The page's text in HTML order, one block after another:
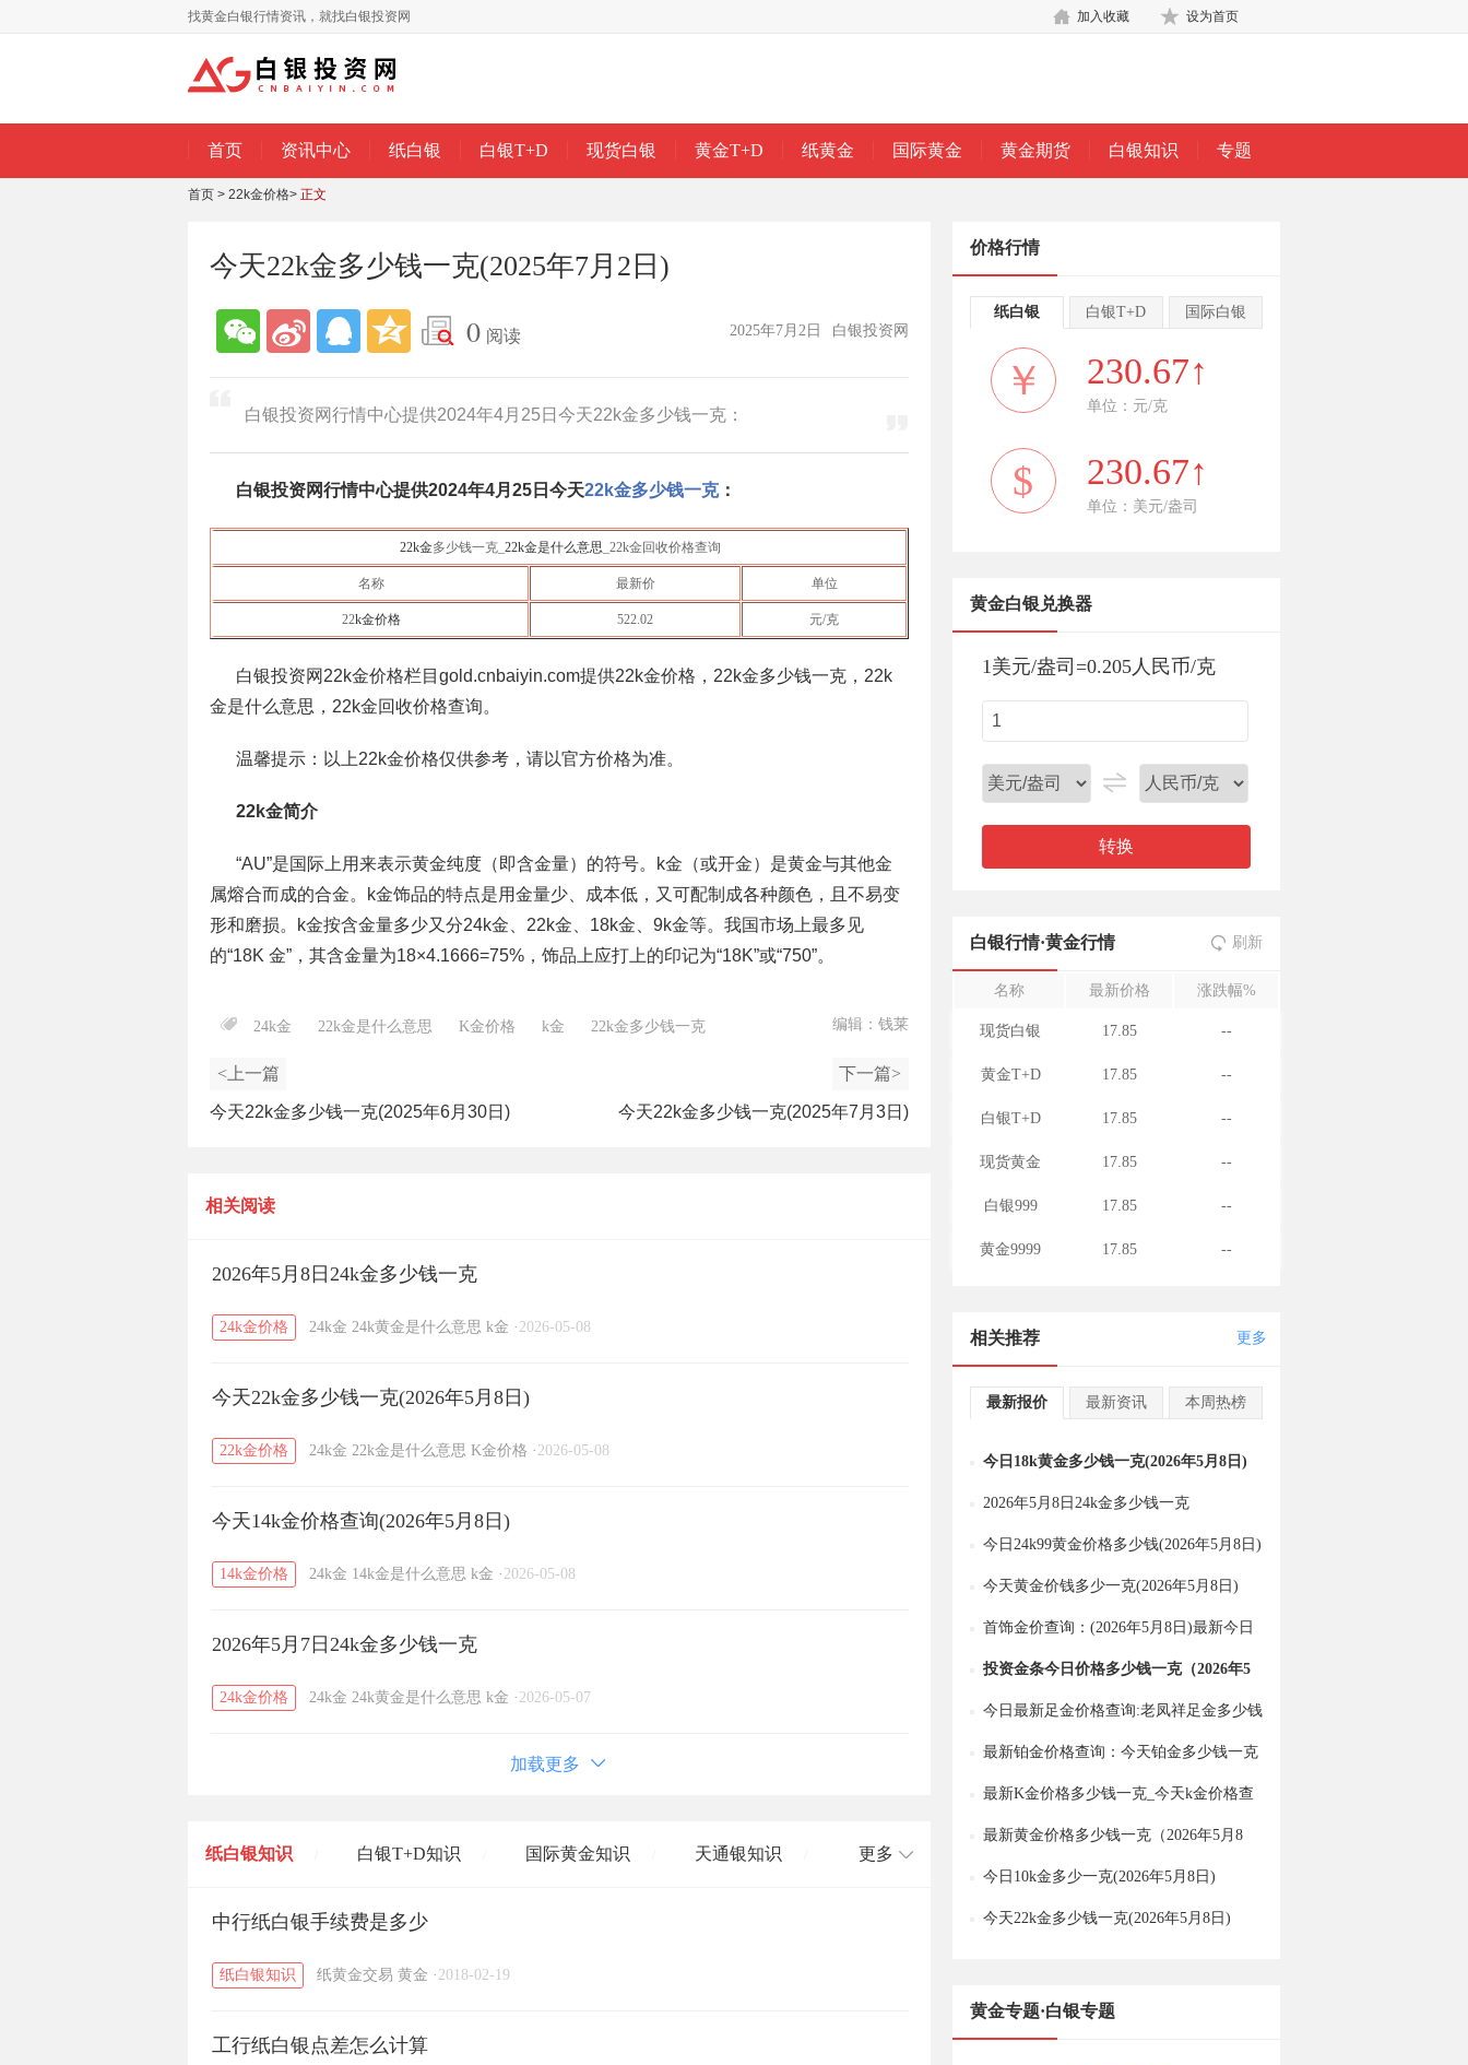
找黄金白银行情资讯，就找白银投资网 设为首页
加入收藏
首页 资讯中心 纸白银 白银T+D 现货白银 黄金T+D 纸黄金 国际黄金 黄金期货 白银知识 专题
首页 > 22k金价格> 正文
今天22k金多少钱一克(2025年7月2日)
0 阅读 白银投资网
2025年7月2日
白银投资网行情中心提供2024年4月25日今天22k金多少钱一克：
白银投资网行情中心提供2024年4月25日 今天22k金多少钱一克：
22k金多少钱一克_ 22k金是什么意思 _22k金回收价格查询
名称 最新价 单位
22k金价格 522.02 元/克
白银投资网22k金价格栏目gold.cnbaiyin.com提供22k金价格，22k金多少钱一克，22k
金是什么意思，22k金回收价格查询。
温馨提示：以上22k金价格仅供参考，请以官方价格为准。
22k金简介
“AU”是国际上用来表示黄金纯度（即含金量）的符号。k金（或开金）是黄金与其他金
属熔合而成的合金。k金饰品的特点是用金量少、成本低，又可配制成各种颜色，且不易变
形和磨损。k金按含金量多少又分24k金、22k金、18k金、9k金等。我国市场上最多见
的“18K 金”，其含金量为18×4.1666=75%，饰品上应打上的印记为“18K”或“750”。
24k金 22k金是什么意思 K金价格 k金 22k金多少钱一克 编辑：钱莱
<上一篇
今天22k金多少钱一克(2025年6月30日)
下一篇>
今天22k金多少钱一克(2025年7月3日)
相关阅读
2026年5月8日24k金多少钱一克
24k金价格 24k金 24k黄金是什么意思 k金 · 2026-05-08
今天22k金多少钱一克(2026年5月8日)
22k金价格 24k金 22k金是什么意思 K金价格 · 2026-05-08
今天14k金价格查询(2026年5月8日)
14k金价格 24k金 14k金是什么意思 k金 · 2026-05-08
2026年5月7日24k金多少钱一克
24k金价格 24k金 24k黄金是什么意思 k金 · 2026-05-07
加载更多
纸白银知识 白银T+D知识 国际黄金知识 天通银知识
黄金T+D知识 / 粤贵银知识
更多
中行纸白银手续费是多少
纸白银知识 纸黄金交易 黄金 · 2018-02-19
工行纸白银点差怎么计算
价格行情
纸白银 白银T+D 国际白银
￥ 230.67↑
单位：元/克
$ 230.67↑
单位：美元/盎司
黄金白银兑换器
1美元/盎司 =0.205人民币/克
转换
白银行情·黄金行情 刷新
名称 最新价格 涨跌幅%
现货白银 17.85 --
黄金T+D 17.85 --
白银T+D 17.85 --
现货黄金 17.85 --
白银999 17.85 --
黄金9999 17.85 --
相关推荐 更多
最新报价 最新资讯 本周热榜
今日18k黄金多少钱一克(2026年5月8日)
2026年5月8日24k金多少钱一克
今日24k99黄金价格多少钱(2026年5月8日)
今天黄金价钱多少一克(2026年5月8日)
首饰金价查询：(2026年5月8日)最新今日
金价多少一克？
投资金条今日价格多少钱一克（2026年5
月8日）
今日最新足金价格查询:老凤祥足金多少钱
一克（2026年5月8日）
最新铂金价格查询：今天铂金多少钱一克
（2026年5月8日）
最新K金价格多少钱一克_今天k金价格查
询（2026年5月8日）
最新黄金价格多少钱一克（2026年5月8
日）
今日10k金多少一克(2026年5月8日)
今天22k金多少钱一克(2026年5月8日)
黄金专题·白银专题